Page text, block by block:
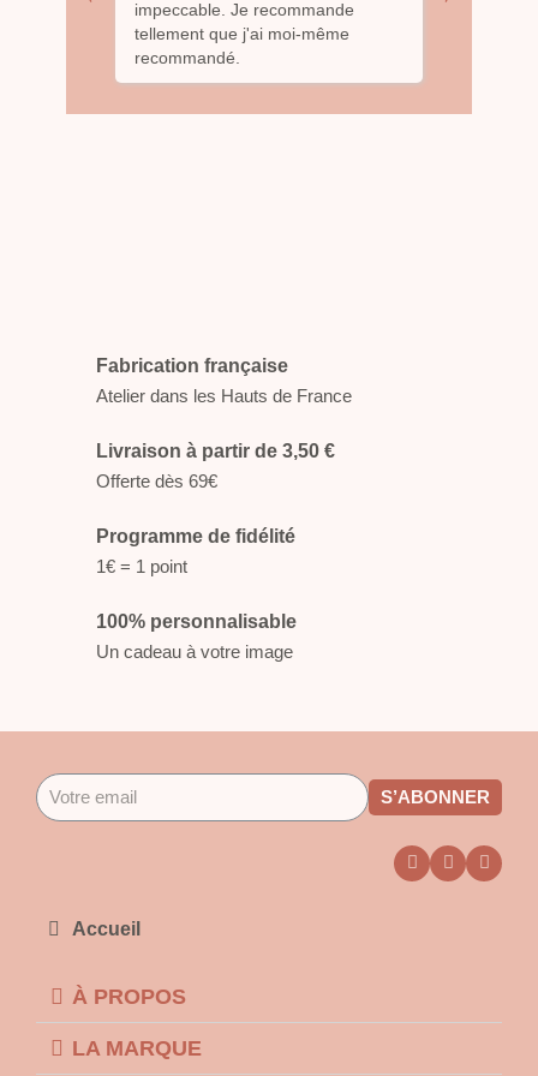
impeccable. Je recommande
tellement que j'ai moi-même
recommandé.
Fabrication française
Atelier dans les Hauts de France
Livraison à partir de 3,50 €
Offerte dès 69€
Programme de fidélité
1€ = 1 point
100% personnalisable
Un cadeau à votre image
S’ABONNER
Accueil
À PROPOS
LA MARQUE